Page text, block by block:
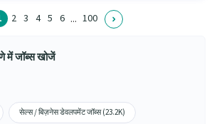
2 3 4 5 6 ... 100
में जॉब्स खोजें
सेल्स / बिज़नेस डेवलपमेंट जॉब्स (23.2K)